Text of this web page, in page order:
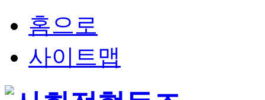
홈으로
사이트맵